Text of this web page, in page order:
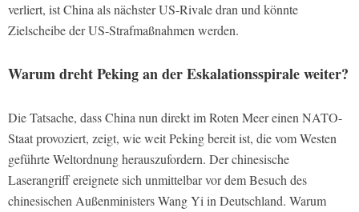
verliert, ist China als nächster US-Rivale dran und könnte
Zielscheibe der US-Strafmaßnahmen werden.
Warum dreht Peking an der Eskalationsspirale weiter?
Die Tatsache, dass China nun direkt im Roten Meer einen NATO-
Staat provoziert, zeigt, wie weit Peking bereit ist, die vom Westen
geführte Weltordnung herauszufordern. Der chinesische
Laserangriff ereignete sich unmittelbar vor dem Besuch des
chinesischen Außenministers Wang Yi in Deutschland. Warum